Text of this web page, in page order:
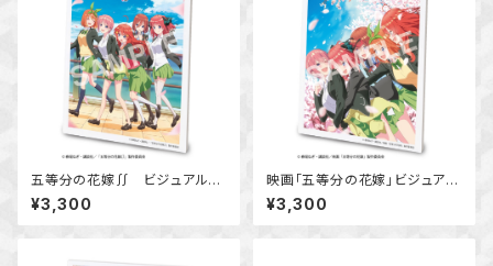
五等分の花嫁∬ ビジュアルア
ートボード
¥3,300
映画「五等分の花嫁」ビジュアル
アートボード
¥3,300